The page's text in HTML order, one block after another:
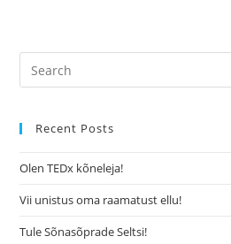
Recent Posts
Olen TEDx kõneleja!
Vii unistus oma raamatust ellu!
Tule Sõnasõprade Seltsi!